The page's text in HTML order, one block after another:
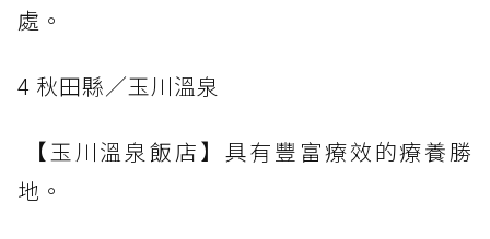
處。
4 秋田縣／玉川溫泉
【玉川溫泉飯店】具有豐富療效的療養勝
地。